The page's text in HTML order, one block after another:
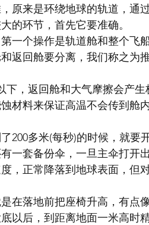
来是环绕地球的轨道，通
的环节，首先它要准确。
个操作是轨道舱和整个飞
返回舱要分离，我们称之为
，返回舱和大气摩擦会产生
材料来保证高温不会传到舱
多米(每秒)的时候，就要
一套备份伞，一旦主伞打开
，正常降落到地球表面，但
落地前把座椅升高，有点
以后，到距离地面一米高时